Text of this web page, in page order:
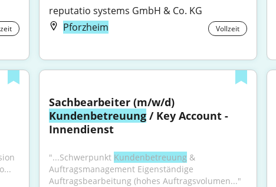
reputatio systems GmbH & Co. KG
Pforzheim
Vollzeit
Kundenbetreuung / Key Account -
Innendienst
"...Schwerpunkt Kundenbetreuung &
Auftragsmanagement Eigenständige
Auftragsbearbeitung (hohes Auftragsvolumen..."